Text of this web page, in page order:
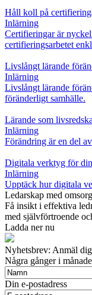
Håll koll på
Inlärning
Certifieringar är
certifieringsarbetet
Livslångt lärande
Inlärning
Livslångt lärande
föränderligt samhälle.
Lärande som
Inlärning
Förändring är en del
Digitala verktyg för
Inlärning
Upptäck hur digitala
Ledarskap med
Få insikt i effektiva
med självförtroende
Ladda ner nu
Nyhetsbrev: Anmäl
Några gånger i
Din e-postadress